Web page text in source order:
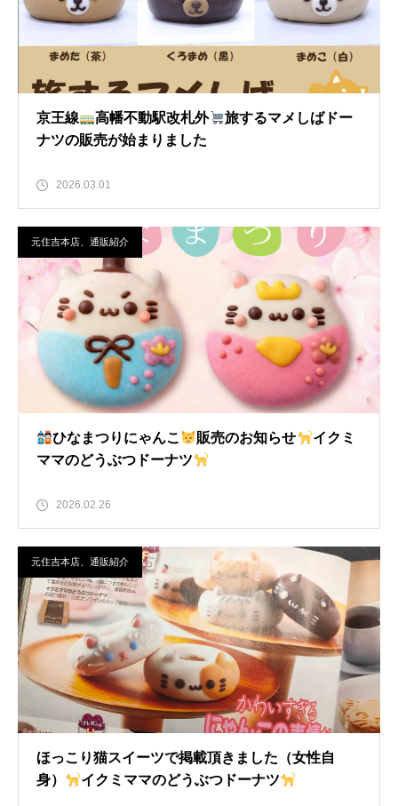
京王線 高幡不動駅改札外
旅するマメしばドー
ナツの販売が始まりました
2026.03.01
元住吉本店、通販紹介
ひなまつりにゃんこ 販売のお知らせ
イクミ
ママのどうぶつドーナツ
2026.02.26
元住吉本店、通販紹介
ほっこり猫スイーツで掲載頂きました（女性自
身）
イクミママのどうぶつドーナツ